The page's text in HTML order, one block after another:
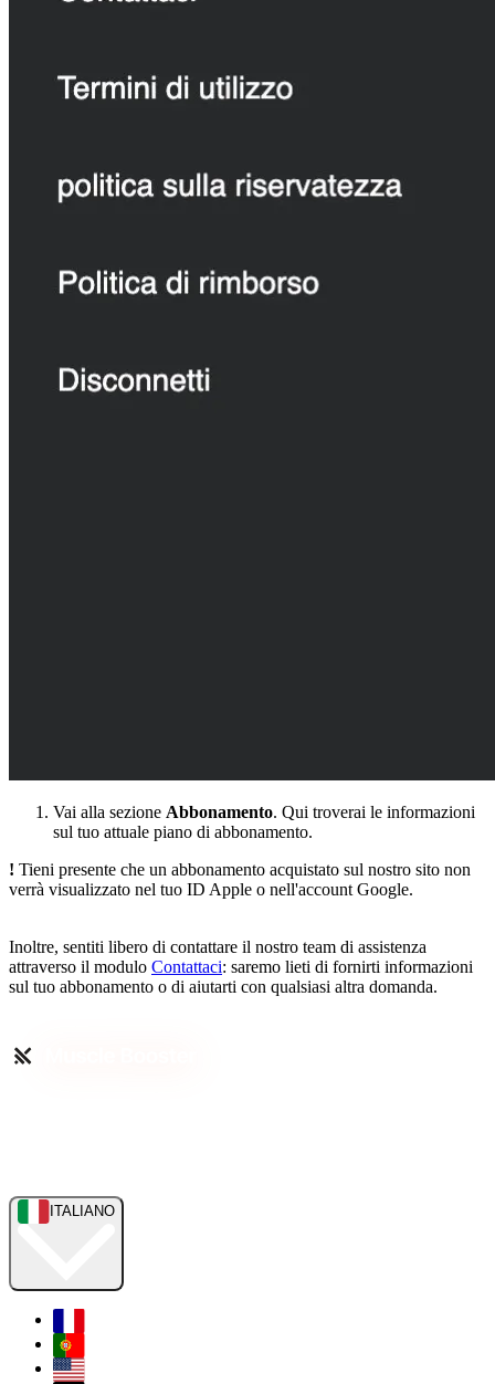
Vai alla sezione Abbonamento. Qui troverai le informazioni
sul tuo attuale piano di abbonamento.
! Tieni presente che un abbonamento acquistato sul nostro sito non
verrà visualizzato nel tuo ID Apple o nell'account Google.
Inoltre, sentiti libero di contattare il nostro team di assistenza
attraverso il modulo Contattaci: saremo lieti di fornirti informazioni
sul tuo abbonamento o di aiutarti con qualsiasi altra domanda.
ITALIANO